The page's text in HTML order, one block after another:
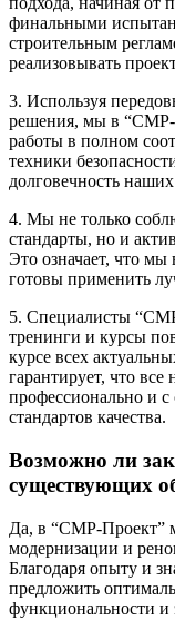
финальными
строительным
реализовывать
3. Используя
решения, мы в “СМР-
работы в полном
техники
долговечность
4. Мы не только
стандарты, но и
Это означает, что мы
готовы применить
5. Специалисты
тренинги и курсы
курсе всех
гарантирует, что
профессионально и
стандартов качества.
Возможно ли
существующих
Да, в “СМР-Проект”
модернизации и
Благодаря опыту и
предложить
функциональности и